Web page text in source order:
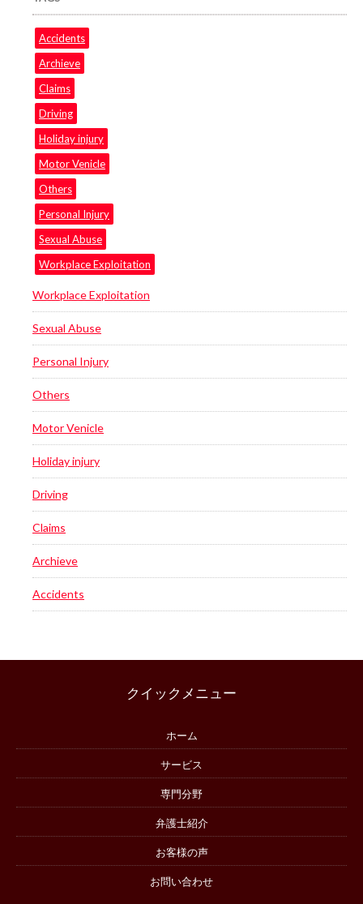
Accidents
Archieve
Claims
Driving
Holiday injury
Motor Venicle
Others
Personal Injury
Sexual Abuse
Workplace Exploitation
Workplace Exploitation
Sexual Abuse
Personal Injury
Others
Motor Venicle
Holiday injury
Driving
Claims
Archieve
Accidents
クイックメニュー
ホーム
サービス
専門分野
弁護士紹介
お客様の声
お問い合わせ